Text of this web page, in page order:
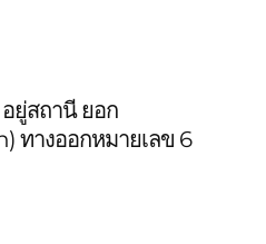
ยู่สถานี ยอก
ทางออกหมายเลข 6